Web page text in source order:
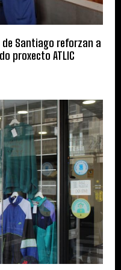
de Santiago reforzan a
proxecto ATLIC